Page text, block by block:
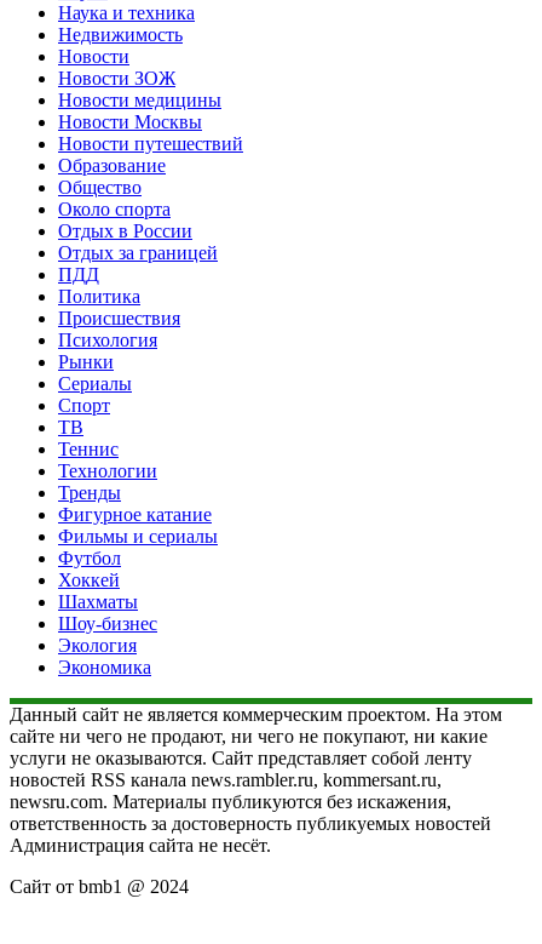
Наука и техника
Недвижимость
Новости
Новости ЗОЖ
Новости медицины
Новости Москвы
Новости путешествий
Образование
Общество
Около спорта
Отдых в России
Отдых за границей
ПДД
Политика
Происшествия
Психология
Рынки
Сериалы
Спорт
ТВ
Теннис
Технологии
Тренды
Фигурное катание
Фильмы и сериалы
Футбол
Хоккей
Шахматы
Шоу-бизнес
Экология
Экономика
Данный сайт не является коммерческим проектом. На этом
сайте ни чего не продают, ни чего не покупают, ни какие
услуги не оказываются. Сайт представляет собой ленту
новостей RSS канала news.rambler.ru, kommersant.ru,
newsru.com. Материалы публикуются без искажения,
ответственность за достоверность публикуемых новостей
Администрация сайта не несёт.
Сайт от bmb1 @ 2024